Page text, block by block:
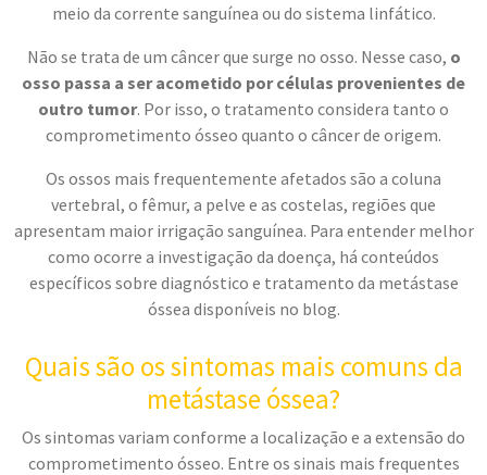
meio da corrente sanguínea ou do sistema linfático.
Não se trata de um câncer que surge no osso. Nesse caso, o
osso passa a ser acometido por células provenientes de
outro tumor. Por isso, o tratamento considera tanto o
comprometimento ósseo quanto o câncer de origem.
Os ossos mais frequentemente afetados são a coluna
vertebral, o fêmur, a pelve e as costelas, regiões que
apresentam maior irrigação sanguínea. Para entender melhor
como ocorre a investigação da doença, há conteúdos
específicos sobre diagnóstico e tratamento da metástase
óssea disponíveis no blog.
Quais são os sintomas mais comuns da
metástase óssea?
Os sintomas variam conforme a localização e a extensão do
comprometimento ósseo. Entre os sinais mais frequentes